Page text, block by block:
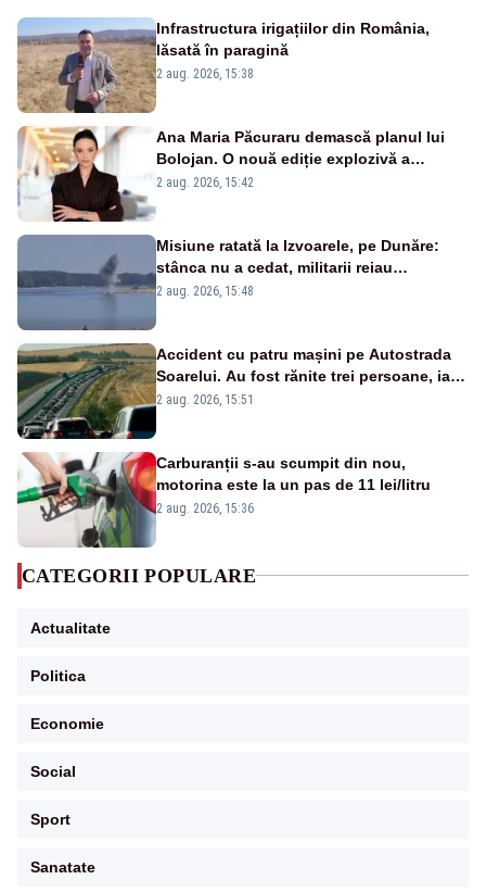
Infrastructura irigațiilor din România,
lăsată în paragină
2 aug. 2026, 15:38
Ana Maria Păcuraru demască planul lui
Bolojan. O nouă ediție explozivă a
emisiunii „Miza Zilei” la Realitatea PLUS
2 aug. 2026, 15:42
Misiune ratată la Izvoarele, pe Dunăre:
stânca nu a cedat, militarii reiau
detonările luni – VIDEO
2 aug. 2026, 15:48
Accident cu patru mașini pe Autostrada
Soarelui. Au fost rănite trei persoane, iar
traficul se desfășoară cu dificultate
2 aug. 2026, 15:51
Carburanții s-au scumpit din nou,
motorina este la un pas de 11 lei/litru
2 aug. 2026, 15:36
CATEGORII POPULARE
Actualitate
Politica
Economie
Social
Sport
Sanatate